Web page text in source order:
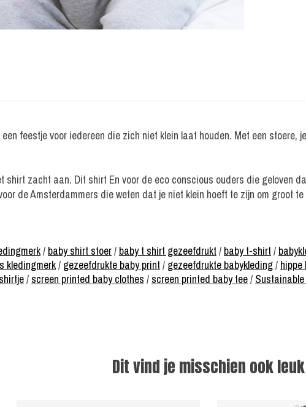
feestje voor iedereen die zich niet klein laat houden. Met een
shirt zacht aan. Dit shirt En voor de eco conscious ouders die
de Amsterdammers die weten dat je niet klein hoeft te zijn om groot te
/ baby shirt stoer/ baby t shirt gezeefdrukt / baby t-shirt /
kledingmerk/ gezeefdrukte baby print / gezeefdrukte babykleding/ hippe
/ screen printed baby clothes / screen printed baby tee/
Dit vind je misschien ook leuk